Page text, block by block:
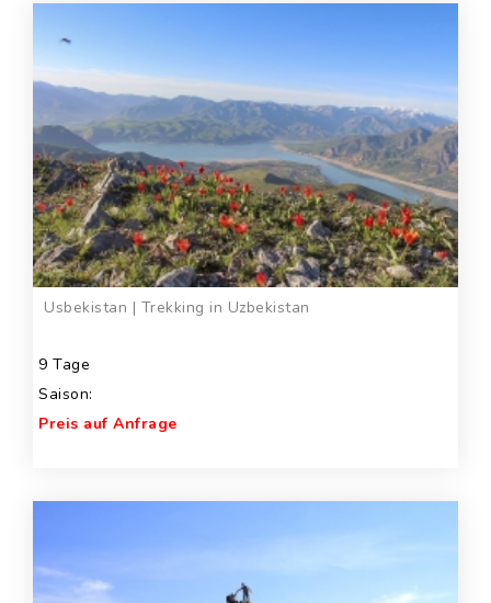
Usbekistan | Trekking in Uzbekistan
9 Tage
Saison:
Preis auf Anfrage